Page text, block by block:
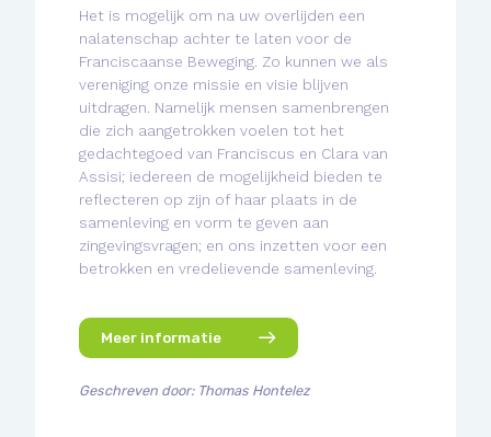
Het is mogelijk om na uw overlijden een
nalatenschap achter te laten voor de
Franciscaanse Beweging. Zo kunnen we als
vereniging onze missie en visie blijven
uitdragen. Namelijk mensen samenbrengen
die zich aangetrokken voelen tot het
gedachtegoed van Franciscus en Clara van
Assisi; iedereen de mogelijkheid bieden te
reflecteren op zijn of haar plaats in de
samenleving en vorm te geven aan
zingevingsvragen; en ons inzetten voor een
betrokken en vredelievende samenleving.
Meer informatie
Geschreven door: Thomas Hontelez